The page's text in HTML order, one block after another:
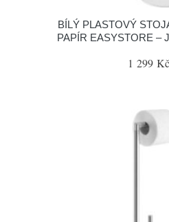
BÍLÝ PLASTOVÝ
PAPÍR EASYSTORE –
1 299 Kč